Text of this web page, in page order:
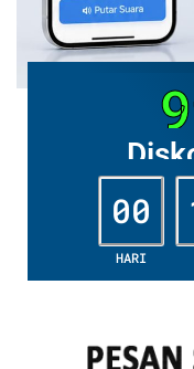
00
HARI